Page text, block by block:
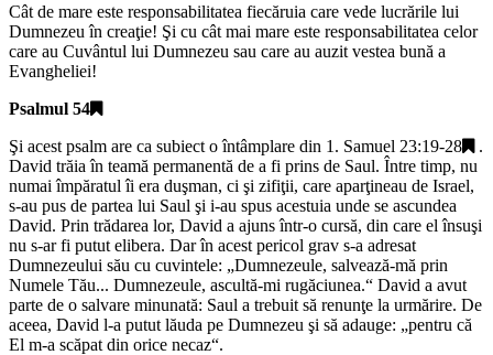
Cât de mare este responsabilitatea fiecăruia care vede lucrările lui
Dumnezeu în creaţie! Şi cu cât mai mare este responsabilitatea celor
care au Cuvântul lui Dumnezeu sau care au auzit vestea bună a
Evangheliei!
Psalmul 54
Şi acest psalm are ca subiect o întâmplare din 1. Samuel 23:19-28
.
David trăia în teamă permanentă de a fi prins de Saul. Între timp, nu
numai împăratul îi era duşman, ci şi zifiţii, care aparţineau de Israel,
s-au pus de partea lui Saul şi i-au spus acestuia unde se ascundea
David. Prin trădarea lor, David a ajuns într-o cursă, din care el însuşi
nu s-ar fi putut elibera. Dar în acest pericol grav s-a adresat
Dumnezeului său cu cuvintele: „Dumnezeule, salvează-mă prin
Numele Tău... Dumnezeule, ascultă-mi rugăciunea.“ David a avut
parte de o salvare minunată: Saul a trebuit să renunţe la urmărire. De
aceea, David l-a putut lăuda pe Dumnezeu şi să adauge: „pentru că
El m-a scăpat din orice necaz“.